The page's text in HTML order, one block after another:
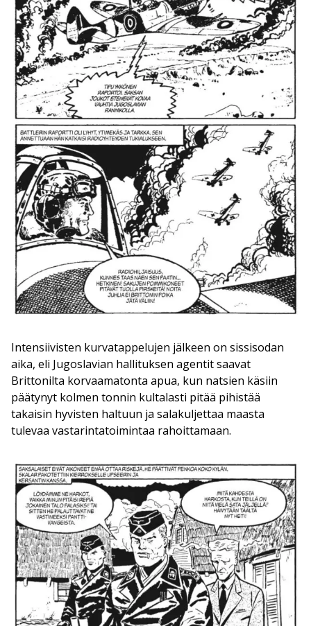
Intensiivisten kurvatappelujen jälkeen on sissisodan
aika, eli Jugoslavian hallituksen agentit saavat
Brittonilta korvaamatonta apua, kun natsien käsiin
päätynyt kolmen tonnin kultalasti pitää pihistää
takaisin hyvisten haltuun ja salakuljettaa maasta
tulevaa vastarintatoimintaa rahoittamaan.